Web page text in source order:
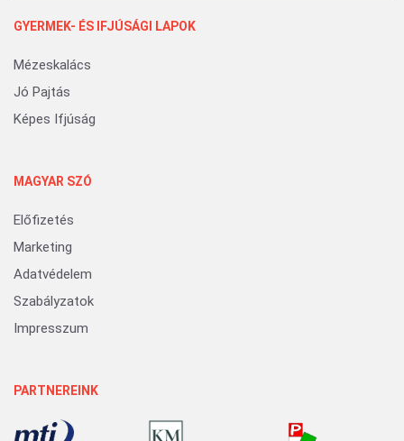
GYERMEK- ÉS IFJÚSÁGI LAPOK
Mézeskalács
Jó Pajtás
Képes Ifjúság
MAGYAR SZÓ
Előfizetés
Marketing
Adatvédelem
Szabályzatok
Impresszum
PARTNEREINK